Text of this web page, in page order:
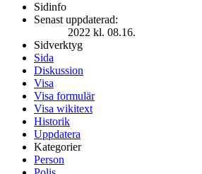
Sidinfo
Senast uppdaterad:
2022 kl. 08.16.
Sidverktyg
Sida
Diskussion
Visa
Visa formulär
Visa wikitext
Historik
Uppdatera
Kategorier
Person